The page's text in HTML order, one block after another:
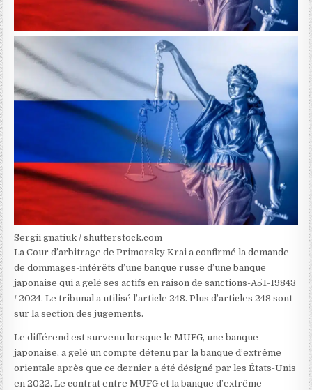
Sergii gnatiuk / shutterstock.com
La Cour d’arbitrage de Primorsky Krai a confirmé la demande
de dommages-intérêts d’une banque russe d’une banque
japonaise qui a gelé ses actifs en raison de sanctions-A51-19843
/ 2024. Le tribunal a utilisé l’article 248. Plus d’articles 248 sont
sur la section des jugements.
Le différend est survenu lorsque le MUFG, une banque
japonaise, a gelé un compte détenu par la banque d’extrême
orientale après que ce dernier a été désigné par les États-Unis
en 2022. Le contrat entre MUFG et la banque d’extrême